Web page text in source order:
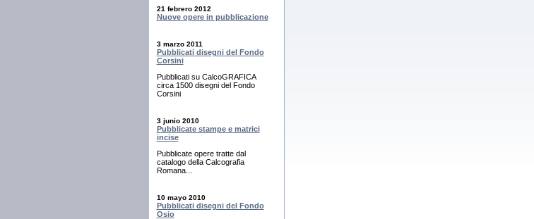
21 febrero 2012
Nuove opere in pubblicazione
3 marzo 2011
Pubblicati disegni del Fondo
Corsini
Pubblicati su CalcoGRAFICA
circa 1500 disegni del Fondo
Corsini
3 junio 2010
Pubblicate stampe e matrici
incise
Pubblicate opere tratte dal
catalogo della Calcografia
Romana...
10 mayo 2010
Pubblicati disegni del Fondo
Osio